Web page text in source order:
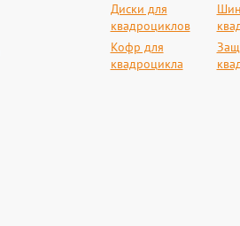
Диски для
квадроциклов
Кофр для
квадроцикла